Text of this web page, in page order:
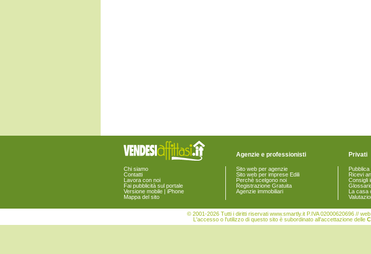
Chi siamo
Contatti
Lavora con noi
Fai pubblicità sul portale
Versione mobile | iPhone
Mappa del sito
Agenzie e professionisti
Sito web per agenzie
Sito web per imprese Edili
Perchè scelgono noi
Registrazione Gratuita
Agenzie immobiliari
Privati
Ricevi
Consigli
La casa
© 2001-2026 Tutti i diritti riservati www.smartly.it P.IVA 02000620696 //
L'accesso o l'utilizzo di questo sito è subordinato all'accettazione delle